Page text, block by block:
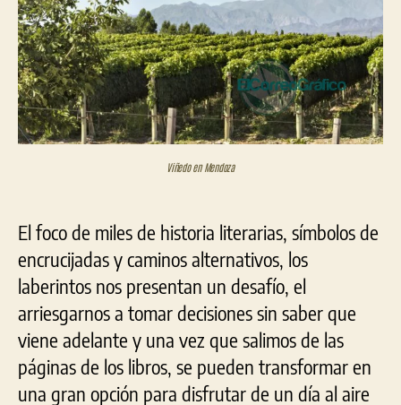
volver
a
Viñedo en Mendoza
El foco de miles de historia literarias, símbolos de
encrucijadas y caminos alternativos, los
laberintos nos presentan un desafío, el
arriesgarnos a tomar decisiones sin saber que
viene adelante y una vez que salimos de las
páginas de los libros, se pueden transformar en
una gran opción para disfrutar de un día al aire